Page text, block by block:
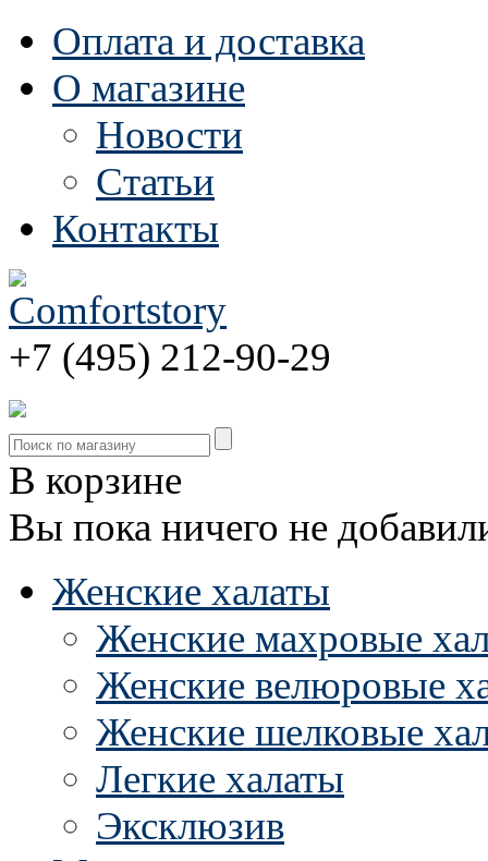
Оплата и доставка
О магазине
Новости
Статьи
Контакты
+7 (495) 212-90-29
В корзине
Вы пока ничего не
Женские халаты
Женские махровые
Женские велюровые
Женские шелковые
Легкие халаты
Эксклюзив